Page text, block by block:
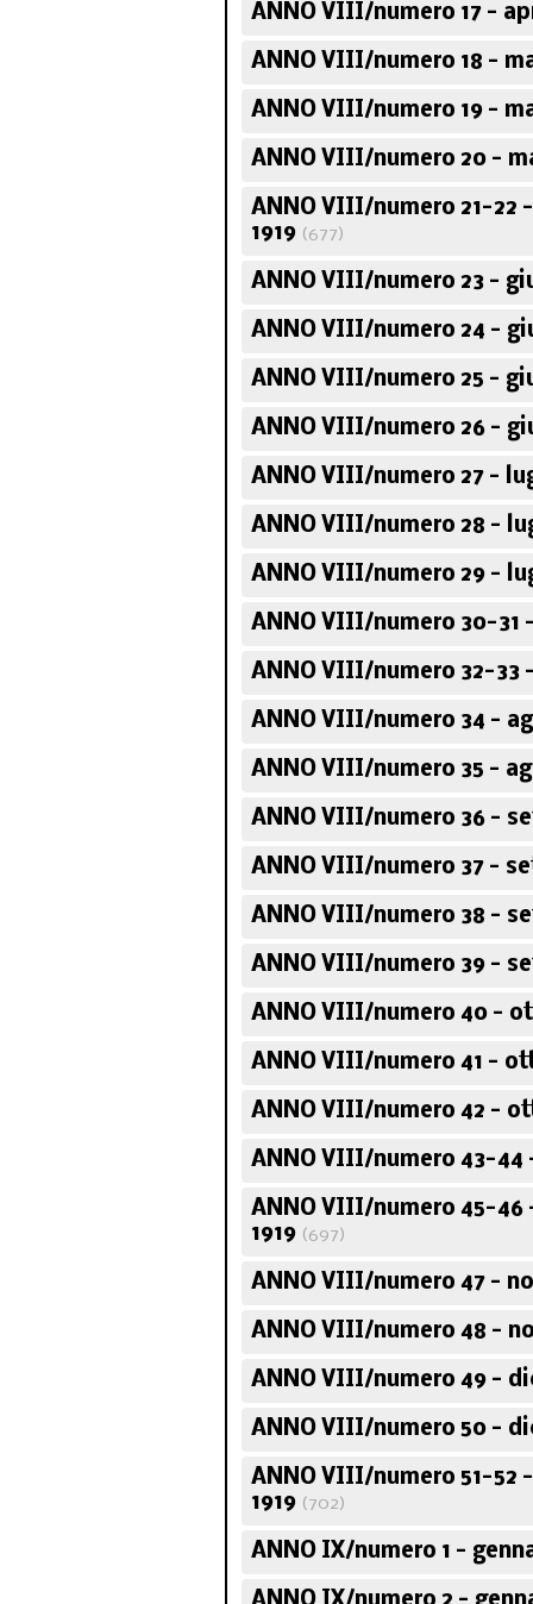
ANNO VIII/numero 17 -
ANNO VIII/numero 18 -
ANNO VIII/numero 19 -
ANNO VIII/numero 20 -
ANNO VIII/numero 21-22
1919 (677)
ANNO VIII/numero 23 -
ANNO VIII/numero 24 -
ANNO VIII/numero 25 -
ANNO VIII/numero 26 -
ANNO VIII/numero 27 -
ANNO VIII/numero 28 -
ANNO VIII/numero 29 -
ANNO VIII/numero 30-31
ANNO VIII/numero 32-33
ANNO VIII/numero 34 -
ANNO VIII/numero 35 -
ANNO VIII/numero 36 -
ANNO VIII/numero 37 -
ANNO VIII/numero 38 -
ANNO VIII/numero 39 -
ANNO VIII/numero 40 -
ANNO VIII/numero 41 -
ANNO VIII/numero 42 -
ANNO VIII/numero 43-44
ANNO VIII/numero 45-46
1919 (697)
ANNO VIII/numero 47 -
ANNO VIII/numero 48 -
ANNO VIII/numero 49 -
ANNO VIII/numero 50 -
ANNO VIII/numero 51-52
1919 (702)
ANNO IX/numero 1 -